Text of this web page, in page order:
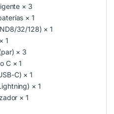
× 3
× 1
32/128) × 1
1
× 3
C × 1
C) × 1
× 1
× 1